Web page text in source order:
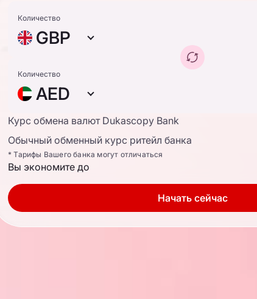
Количество
GBP
Количество
AED
Курс обмена валют Dukascopy Bank
Обычный обменный курс ритейл банка
* Тарифы Вашего банка могут отличаться
Вы экономите до
Начать сейчас